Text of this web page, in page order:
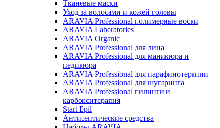
Тканевые маски
Уход за волосами и кожей головы
ARAVIA Professional полимерные воски
ARAVIA Laboratories
ARAVIA Organic
ARAVIA Professional для лица
ARAVIA Professional для маникюра и
педикюра
ARAVIA Professional для парафинотерапии
ARAVIA Professional для шугаринга
ARAVIA Professional пилинги и
карбокситерапия
Start Epil
Антисептические средства